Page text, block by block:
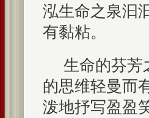
泓生命之泉汩
有黏粘。
生命的芬芳
的思维轻曼而
泼地抒写盈盈